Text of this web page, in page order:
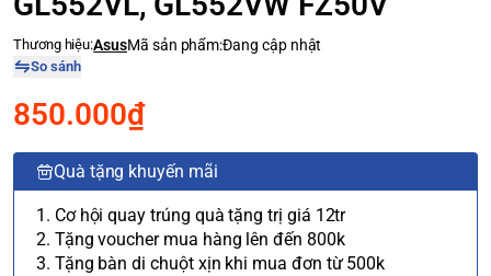
Thương hiệu:AsusMã sản phẩm:Đang cập nhật
So sánh
850.000₫
Quà tặng khuyến mãi
1. Cơ hội quay trúng quà tặng trị giá 12tr
2. Tặng voucher mua hàng lên đến 800k
3. Tặng bàn di chuột xịn khi mua đơn từ 500k